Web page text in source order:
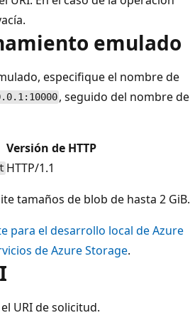
emulado
especifique el nombre de
, seguido del nombre de
Versión de HTTP
HTTP/1.1
tamaños de blob de hasta 2 GiB.
para el desarrollo local de Azure
de Azure Storage.
URI de solicitud.